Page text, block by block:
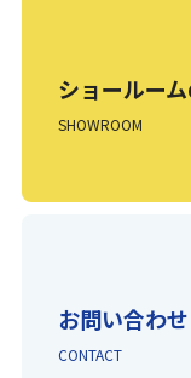
お問い合わせ
CONTACT
ショールー
SHOWROOM